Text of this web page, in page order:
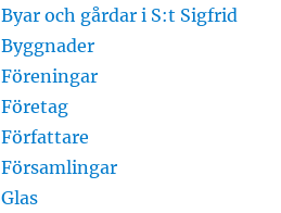
Byar och gårdar i S:t Sigfrid
Byggnader
Föreningar
Företag
Författare
Församlingar
Glas